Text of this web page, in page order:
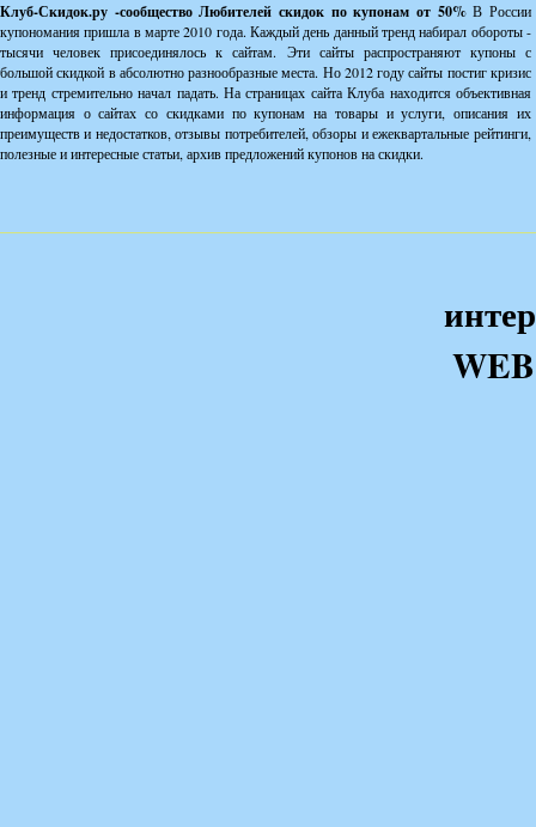
Клуб-Скидок.ру -сообщество Любителей скидок по купонам от 50%В России
купономания пришла в марте 2010 года. Каждый день данный тренд набирал обороты -
тысячи человек присоединялось к сайтам. Эти сайты распространяют купоны с
большой скидкой в абсолютно разнообразные места. Но 2012 году сайты постиг кризис
и тренд стремительно начал падать. На страницах сайта Клуба находится объективная
информация о сайтах со скидками по купонам на товары и услуги, описания их
преимуществ и недостатков, отзывы потребителей, обзоры и ежеквартальные рейтинги,
полезные и интересные статьи, архив предложений купонов на скидки.